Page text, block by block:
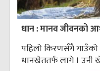
धान : मानव जीवनको
पहिलो किरणसँगै
धानखेततर्फ लागे । उनी